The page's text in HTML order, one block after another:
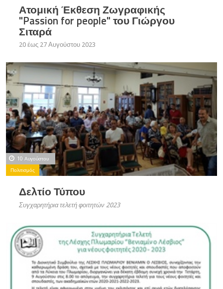
Ατομική Έκθεση Ζωγραφικής
"Passion for people" του Γιώργου
Σιταρά
20 έως 27 Αυγούστου 2023
10 Αυγούστου
Πολιτισμός
Δελτίο Τύπου
Συγχαρητήρια τελετή φοιτητών 2023